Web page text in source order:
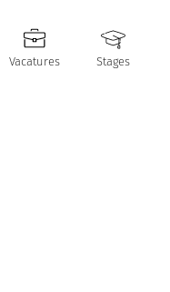
Vacatures Stages